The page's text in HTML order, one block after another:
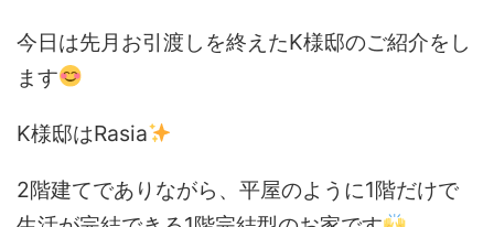
今日は先月お引渡しを終えたK様邸のご紹介をし
ます
K様邸はRasia
2階建てでありながら、平屋のように1階だけで